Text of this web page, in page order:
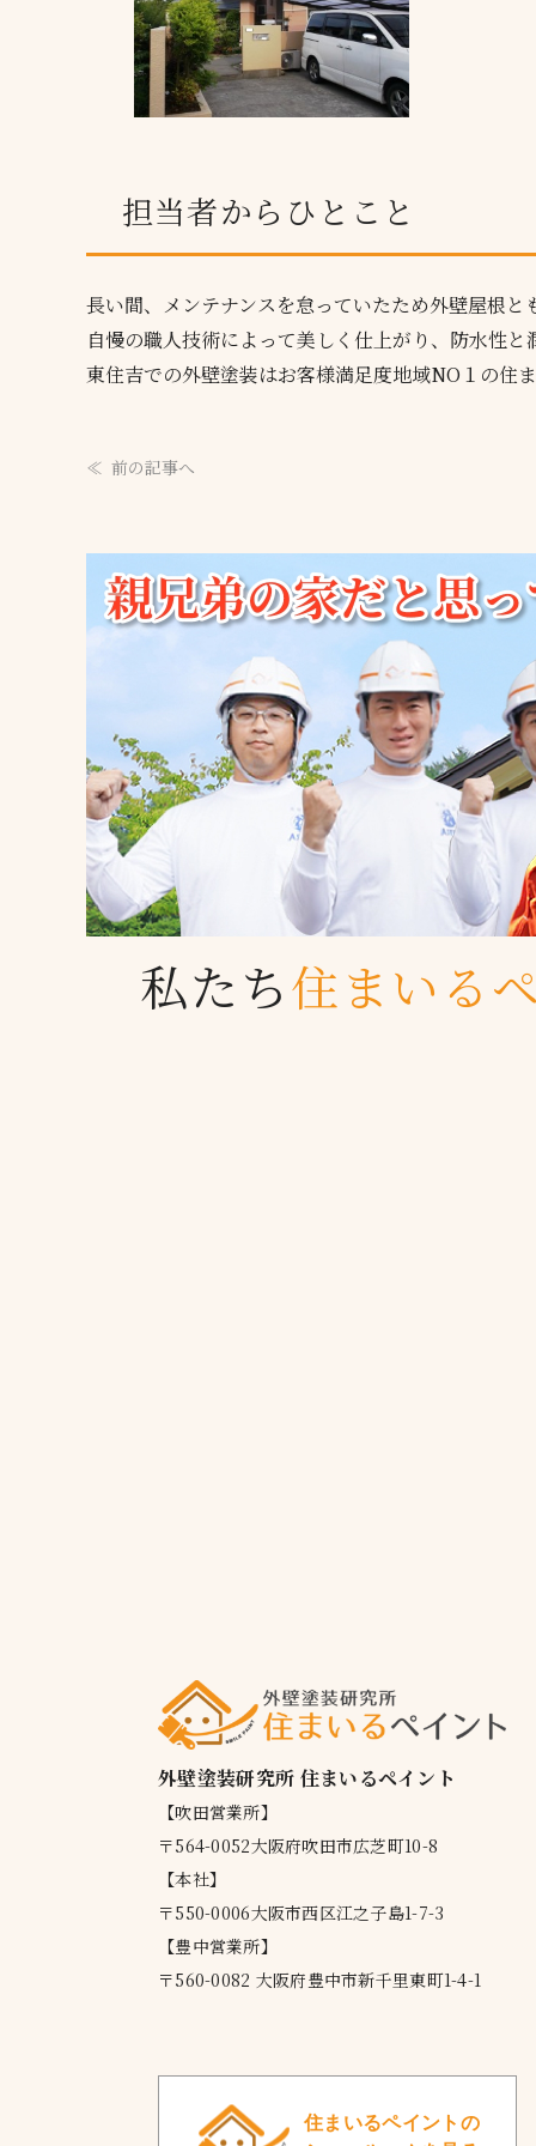
担当者からひとこと
長い間、メンテナンスを怠っていたため外壁屋根
自慢の職人技術によって美しく仕上がり、防水性
東住吉での外壁塗装はお客様満足度地域NO１の住
前の記事へ
私たち住まいる
外壁塗装研究所 住まいるペイント
【吹田営業所】
〒564-0052大阪府吹田市広芝町10-8
【本社】
〒550-0006大阪市西区江之子島1-7-3
【豊中営業所】
〒560-0082 大阪府豊中市新千里東町1-4-1
住まいるペイントの